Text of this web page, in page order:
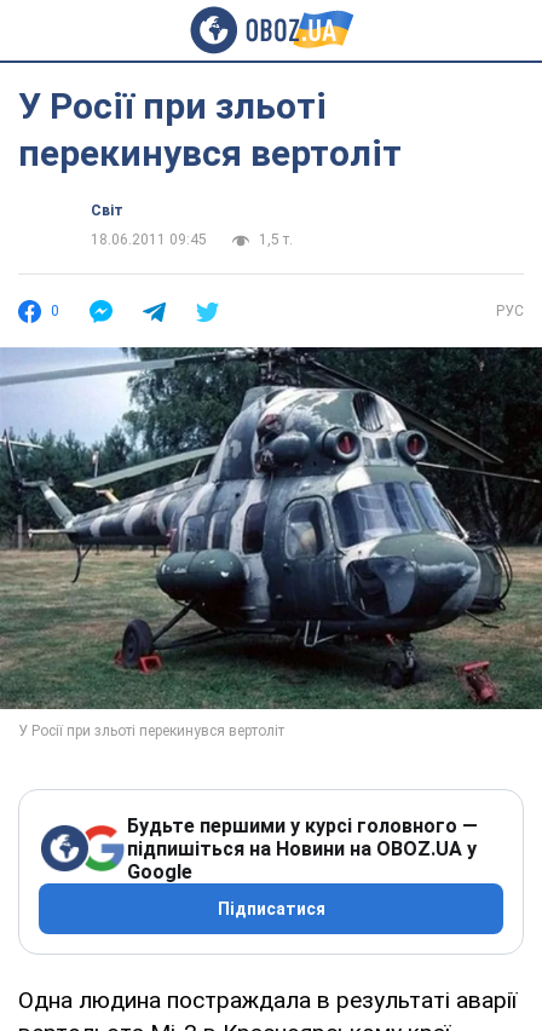
У Росії при зльоті
перекинувся вертоліт
Світ
18.06.2011 09:45
1,5 т.
0 РУС
Будьте першими у курсі головного —
підпишіться на Новини на OBOZ.UA у
Google
Підписатися
Одна людина постраждала в результаті аварії